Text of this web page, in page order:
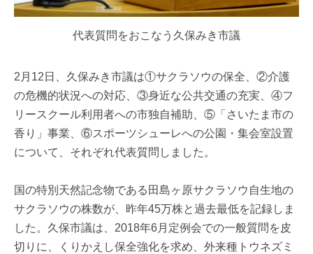
代表質問をおこなう久保みき市議
2月12日、久保みき市議は①サクラソウの保全、②介護
の危機的状況への対応、③身近な公共交通の充実、④フ
リースクール利用者への市独自補助、⑤「さいたま市の
香り」事業、⑥スポーツシューレへの公園・集会室設置
について、それぞれ代表質問しました。
国の特別天然記念物である田島ヶ原サクラソウ自生地の
サクラソウの株数が、昨年45万株と過去最低を記録しま
した。久保市議は、2018年6月定例会での一般質問を皮
切りに、くりかえし保全強化を求め、外来種トウネズミ